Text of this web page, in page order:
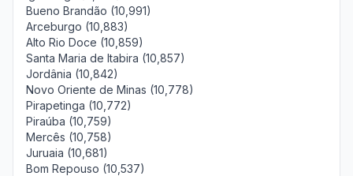
Bueno Brandão (10,991)
Arceburgo (10,883)
Alto Rio Doce (10,859)
Santa Maria de Itabira (10,857)
Jordânia (10,842)
Novo Oriente de Minas (10,778)
Pirapetinga (10,772)
Piraúba (10,759)
Mercês (10,758)
Juruaia (10,681)
Bom Repouso (10,537)